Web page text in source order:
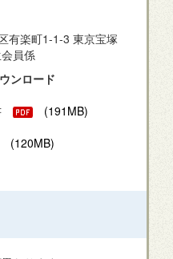
有楽町1-1-3 東京宝塚
員係
ンロード
(191MB)
(120MB)